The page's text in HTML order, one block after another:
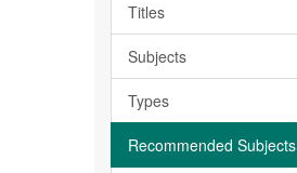
Titles
Subjects
Types
Recommended Subjects